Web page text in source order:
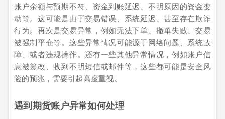
账户余额与预期不符、资金到账延迟、不明原因的资金变
动等。这可能是由于交易错误、系统延迟、甚至存在欺诈
行为。再次是交易异常，例如无法下单、撤单失败、交易
被强制平仓等。这些异常情况可能源于网络问题、系统故
障、或者违规操作。还有一些其他异常情况，例如账户信
息被篡改、收到不明短信或邮件等，这些都可能是安全风
险的预兆，需要引起高度重视。
遇到期货账户异常如何处理